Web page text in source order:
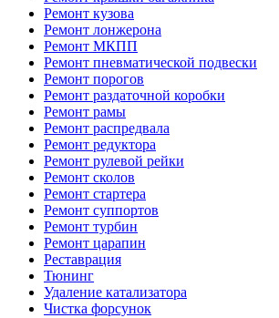
Ремонт кузова
Ремонт лонжерона
Ремонт МКПП
Ремонт пневматической подвески
Ремонт порогов
Ремонт раздаточной коробки
Ремонт рамы
Ремонт распредвала
Ремонт редуктора
Ремонт рулевой рейки
Ремонт сколов
Ремонт стартера
Ремонт суппортов
Ремонт турбин
Ремонт царапин
Реставрация
Тюнинг
Удаление катализатора
Чистка форсунок